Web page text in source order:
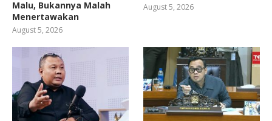
Malu, Bukannya Malah
Menertawakan
August 5, 2026
August 5, 2026